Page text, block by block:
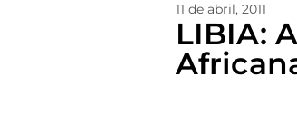
11 de abril, 2011
LIBIA: